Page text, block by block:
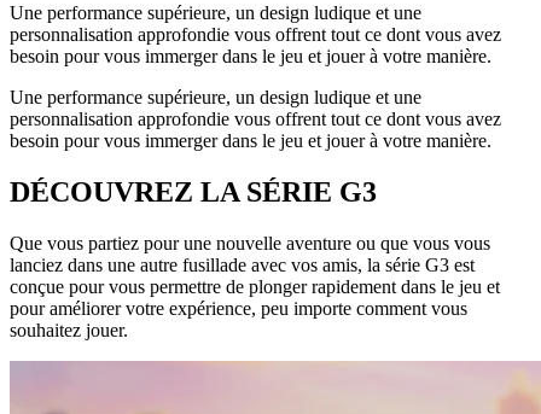
Une performance supérieure, un design ludique et une
personnalisation approfondie vous offrent tout ce dont vous avez
besoin pour vous immerger dans le jeu et jouer à votre manière.
Une performance supérieure, un design ludique et une
personnalisation approfondie vous offrent tout ce dont vous avez
besoin pour vous immerger dans le jeu et jouer à votre manière.
DÉCOUVREZ LA SÉRIE G3
Que vous partiez pour une nouvelle aventure ou que vous vous
lanciez dans une autre fusillade avec vos amis, la série G3 est
conçue pour vous permettre de plonger rapidement dans le jeu et
pour améliorer votre expérience, peu importe comment vous
souhaitez jouer.